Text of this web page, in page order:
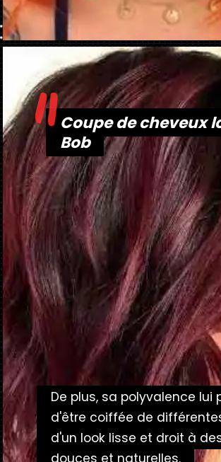
Ouverture
De plus, sa polyvalence lui
d'être coiffée de
d'un look lisse et droit à
douces et naturelles.
De plus, sa polyvalence lui
d'être coiffée de
d'un look lisse et droit à
douces et naturelles.
Coupe de cheveux
Bob
Coupe de cheveux
Bob
"